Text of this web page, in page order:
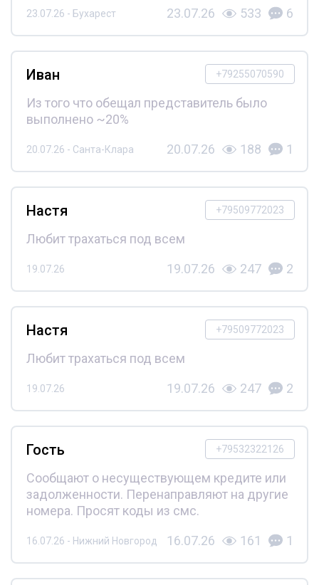
23.07.26 - Бухарест 23.07.26 533 6
+79255070590
Иван
Из того что обещал представитель было
выполнено ~20%
20.07.26 - Санта-Клара 20.07.26 188 1
+79509772023
Настя
Любит трахаться под всем
19.07.26 19.07.26 247 2
+79509772023
Настя
Любит трахаться под всем
19.07.26 19.07.26 247 2
+79532322126
Гость
Сообщают о несуществующем кредите или
задолженности. Перенаправляют на другие
номера. Просят коды из смс.
16.07.26 - Нижний Новгород 16.07.26 161 1